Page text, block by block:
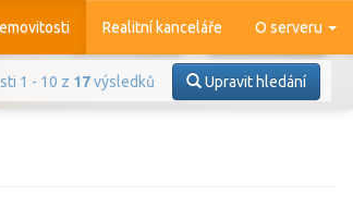
Realitní kanceláře O serveru
1 - 10 z 17výsledků Upravit hledání